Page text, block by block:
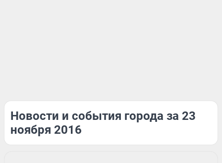
Новости и события города за 23
ноября 2016